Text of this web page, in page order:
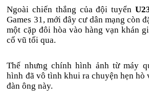
Ngoài chiến thắng của đội tuyển
Games 31, mới đây cư dân mạng còn
một cặp đôi hòa vào hàng vạn khán
cổ vũ tối qua.
Thế nhưng chính hình ảnh từ máy
hình đã vô tình khui ra chuyện hẹn hò
đàn ông này.